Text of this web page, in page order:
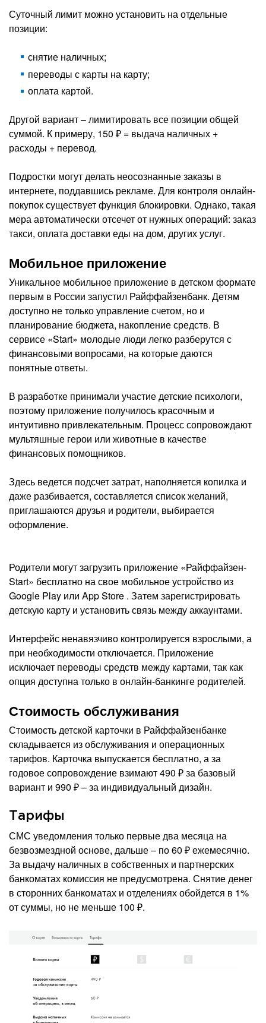
Суточный лимит можно установить на отдельные
позиции:
снятие наличных;
переводы с карты на карту;
оплата картой.
Другой вариант – лимитировать все позиции общей
суммой. К примеру, 150 ₽ = выдача наличных +
расходы + перевод.
Подростки могут делать неосознанные заказы в
интернете, поддавшись рекламе. Для контроля онлайн-
покупок существует функция блокировки. Однако, такая
мера автоматически отсечет от нужных операций: заказ
такси, оплата доставки еды на дом, других услуг.
Мобильное приложение
Уникальное мобильное приложение в детском формате
первым в России запустил Райффайзенбанк. Детям
доступно не только управление счетом, но и
планирование бюджета, накопление средств. В
сервисе «Start» молодые люди легко разберутся с
финансовыми вопросами, на которые даются
понятные ответы.
В разработке принимали участие детские психологи,
поэтому приложение получилось красочным и
интуитивно привлекательным. Процесс сопровождают
мультяшные герои или животные в качестве
финансовых помощников.
Здесь ведется подсчет затрат, наполняется копилка и
даже разбивается, составляется список желаний,
приглашаются друзья и родители, выбирается
оформление.
Родители могут загрузить приложение «Райффайзен-
Start» бесплатно на свое мобильное устройство из
Google Play или App Store . Затем зарегистрировать
детскую карту и установить связь между аккаунтами.
Интерфейс ненавязчиво контролируется взрослыми, а
при необходимости отключается. Приложение
исключает переводы средств между картами, так как
опция доступна только в онлайн-банкинге родителей.
Стоимость обслуживания
Стоимость детской карточки в Райффайзенбанке
складывается из обслуживания и операционных
тарифов. Карточка выпускается бесплатно, а за
годовое сопровождение взимают 490 ₽ за базовый
вариант и 990 ₽ – за индивидуальный дизайн.
Тарифы
СМС уведомления только первые два месяца на
безвозмездной основе, дальше – по 60 ₽ ежемесячно.
За выдачу наличных в собственных и партнерских
банкоматах комиссия не предусмотрена. Снятие денег
в сторонних банкоматах и отделениях обойдется в 1%
от суммы, но не меньше 100 ₽.